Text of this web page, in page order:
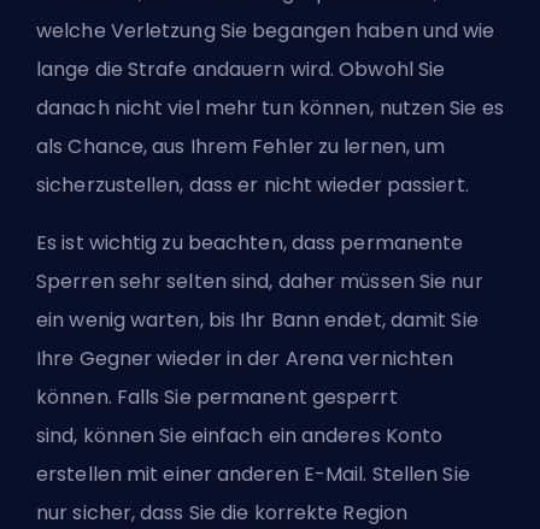
welche Verletzung Sie begangen haben und wie
lange die Strafe andauern wird. Obwohl Sie
danach nicht viel mehr tun können, nutzen Sie es
als Chance, aus Ihrem Fehler zu lernen, um
sicherzustellen, dass er nicht wieder passiert.
Es ist wichtig zu beachten, dass permanente
Sperren sehr selten sind, daher müssen Sie nur
ein wenig warten, bis Ihr Bann endet, damit Sie
Ihre Gegner wieder in der Arena vernichten
können. Falls Sie permanent gesperrt
sind, können Sie einfach ein anderes Konto
erstellen mit einer anderen E-Mail. Stellen Sie
nur sicher, dass Sie die korrekte Region